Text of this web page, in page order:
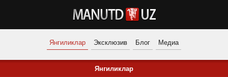
Янгиликлар Эксклюзив Блог Медиа
Янгиликлар